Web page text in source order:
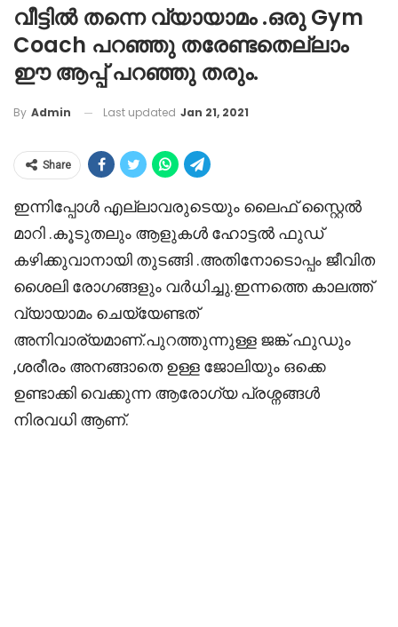
വീട്ടിൽ തന്നെ വ്യായാമം .ഒരു Gym
Coach പറഞ്ഞു തരേണ്ടതെല്ലാം
ഈ ആപ്പ് പറഞ്ഞു തരും.
By Admin Last updated Jan 21, 2021
Share
ഇന്നിപ്പോൾ എല്ലാവരുടെയും ലൈഫ് സ്റ്റൈൽ
മാറി .കൂടുതലും ആളുകൾ ഹോട്ടൽ ഫുഡ്
കഴിക്കുവാനായി തുടങ്ങി .അതിനോടൊപ്പം ജീവിത
ശൈലി രോഗങ്ങളും വർധിച്ചു.ഇന്നത്തെ കാലത്ത്
വ്യായാമം ചെയ്യേണ്ടത്
അനിവാര്യമാണ്.പുറത്തുന്നുള്ള ജങ്ക് ഫുഡും
,ശരീരം അനങ്ങാതെ ഉള്ള ജോലിയും ഒക്കെ
ഉണ്ടാക്കി വെക്കുന്ന ആരോഗ്യ പ്രശ്നങ്ങൾ
നിരവധി ആണ്.